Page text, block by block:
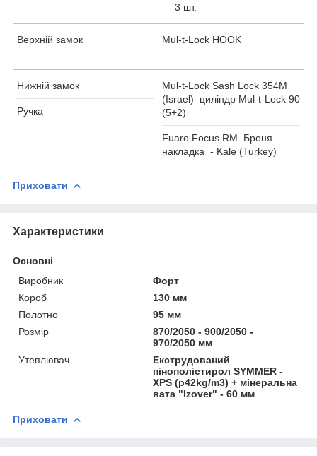
— 3 шт.
Верхній замок Mul-t-Lock HOOK
Нижній замок
Ручка
Mul-t-Lock Sash Lock 354M
(Israel) циліндр Mul-t-Lock 90
(5+2)
Fuaro Focus RM. Броня
накладка - Kale (Turkey)
Приховати
Характеристики
Основні
Виробник
Форт
Короб
130 мм
Полотно
95 мм
Розмір
870/2050 - 900/2050 -
970/2050 мм
Утеплювач
Екструдований
пінополістирол SYMMER -
XPS (p42kg/m3) + мінеральна
вата "Izover" - 60 мм
Приховати